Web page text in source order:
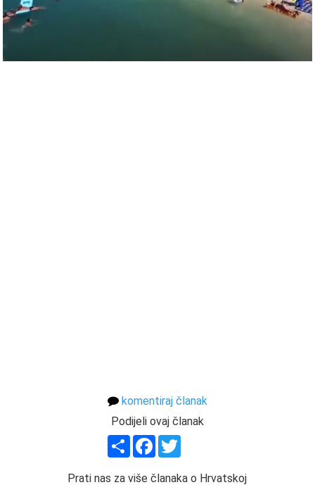
komentiraj članak
Podijeli ovaj članak
ShareFacebook
Prati nas za više članaka o Hrvatskoj